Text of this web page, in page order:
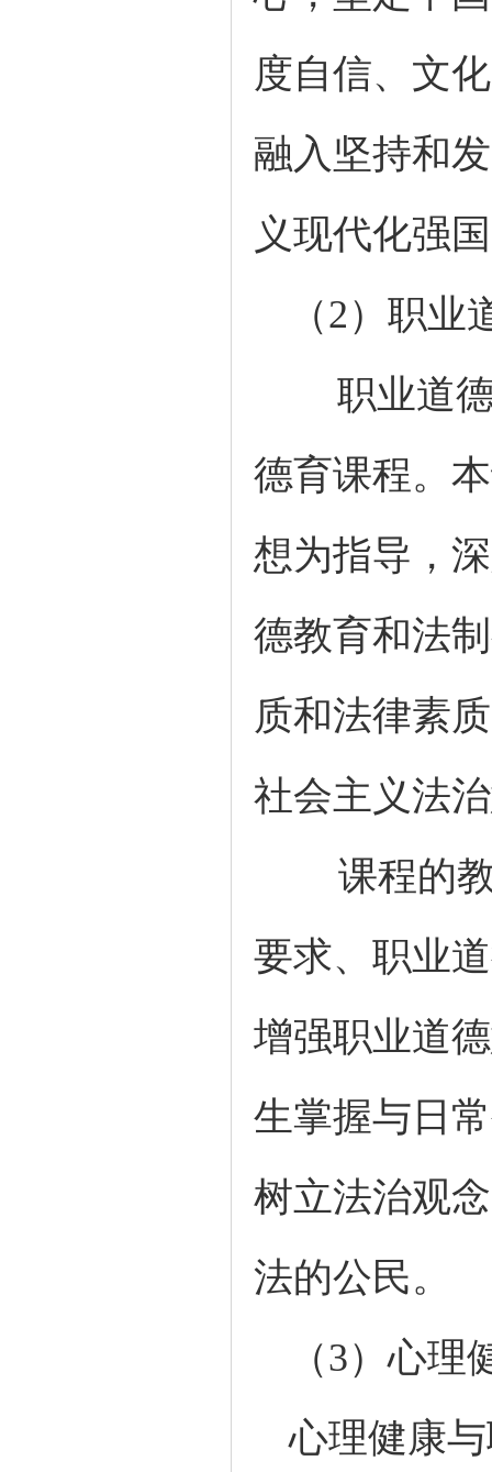
度自信、文
融入坚持和
义现代化强
（2）职业
职业道
德育课程。
想为指导，
德教育和法
质和法律素
社会主义法
课程的
要求、职业
增强职业道
生掌握与日
树立法治观
法的公民。
（3）心理
心理健康